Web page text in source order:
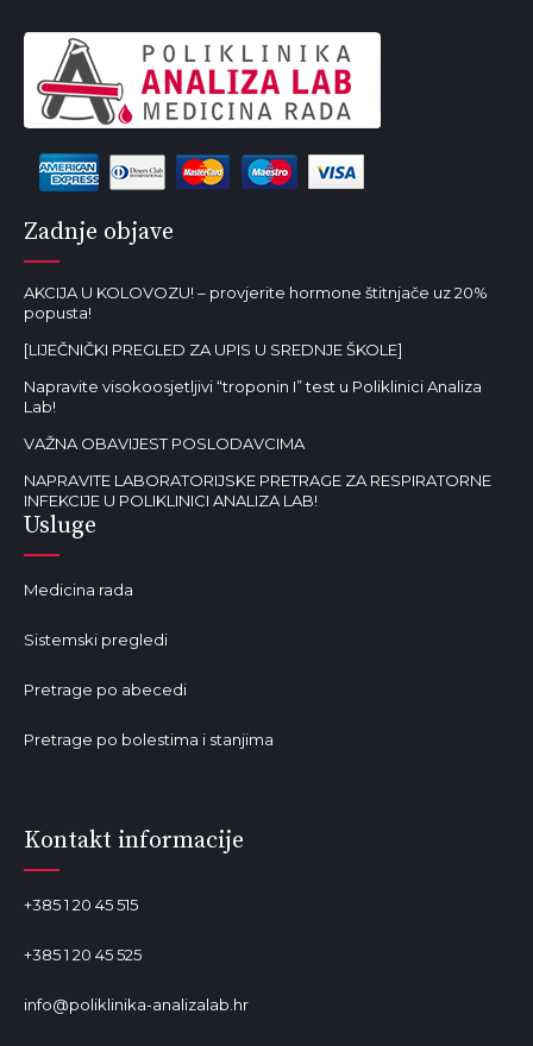
Zadnje objave
AKCIJA U KOLOVOZU! – provjerite hormone štitnjače uz 20%
popusta!
[LIJEČNIČKI PREGLED ZA UPIS U SREDNJE ŠKOLE]
Napravite visokoosjetljivi “troponin I” test u Poliklinici Analiza
Lab!
VAŽNA OBAVIJEST POSLODAVCIMA
NAPRAVITE LABORATORIJSKE PRETRAGE ZA RESPIRATORNE
INFEKCIJE U POLIKLINICI ANALIZA LAB!
Usluge
Medicina rada
Sistemski pregledi
Pretrage po abecedi
Pretrage po bolestima i stanjima
Kontakt informacije
+385 1 20 45 515
+385 1 20 45 525
info@poliklinika-analizalab.hr